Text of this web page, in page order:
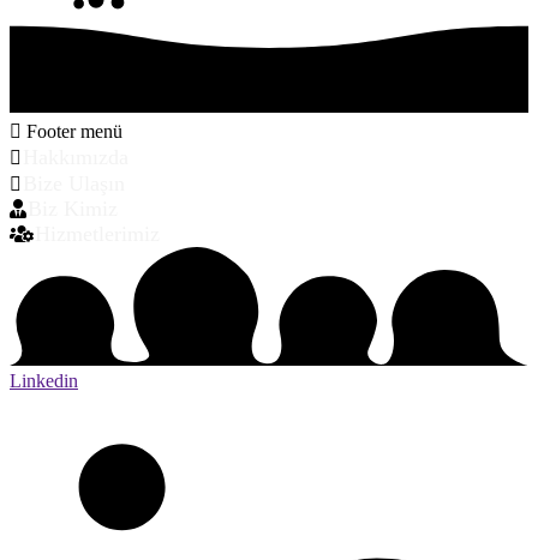
Footer menü
Linkedin